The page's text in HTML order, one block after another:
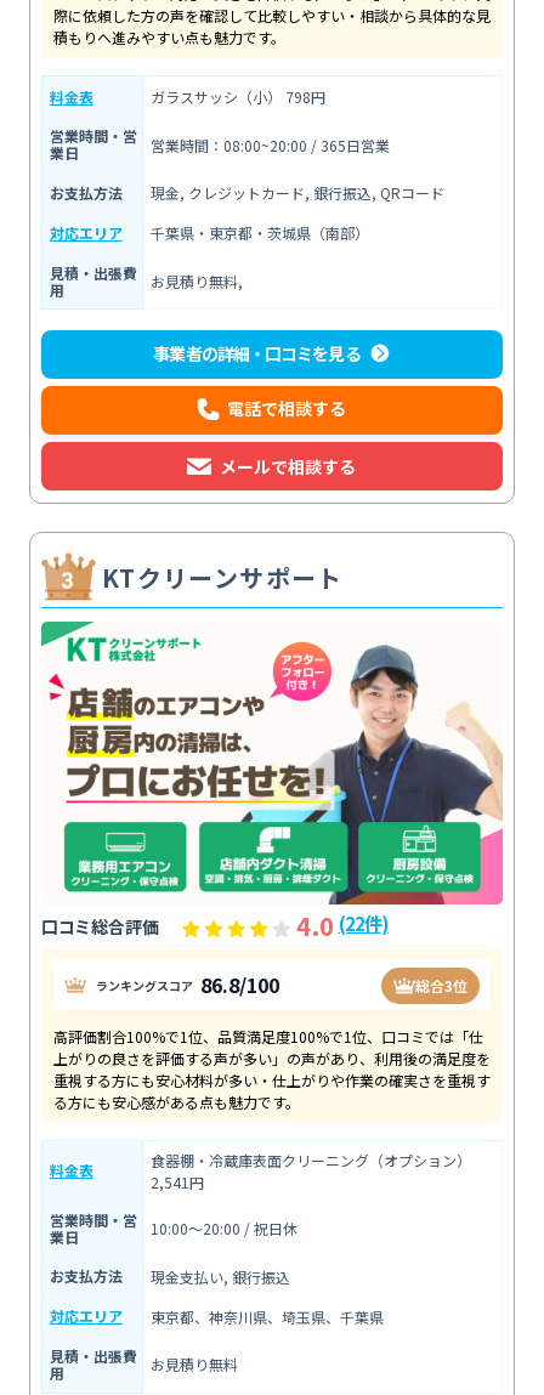
際に依頼した方の声を確認して比較しやすい・相談から具体的な見
積もりへ進みやすい点も魅力です。
料金表
ガラスサッシ（小） 798円
営業時間・営
業日
営業時間：08:00~20:00 / 365日営業
お支払方法
現金, クレジットカード, 銀行振込, QRコード
対応エリア
千葉県・東京都・茨城県（南部）
見積・出張費
用
お見積り無料,
事業者の詳細・口コミを見る
電話で相談する
メールで相談する
KTクリーンサポート
口コミ総合評価 4.0 (22件)
ランキングスコア 86.8/100 総合3位
高評価割合100%で1位、品質満足度100%で1位、口コミでは「仕
上がりの良さを評価する声が多い」の声があり、利用後の満足度を
重視する方にも安心材料が多い・仕上がりや作業の確実さを重視す
る方にも安心感がある点も魅力です。
料金表
食器棚・冷蔵庫表面クリーニング（オプション）
2,541円
営業時間・営
業日
10:00〜20:00 / 祝日休
お支払方法
現金支払い, 銀行振込
対応エリア
東京都、神奈川県、埼玉県、千葉県
見積・出張費
用
お見積り無料